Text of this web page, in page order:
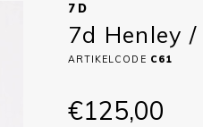
7D
7d Henley
ARTIKELCODE C61
€125,00